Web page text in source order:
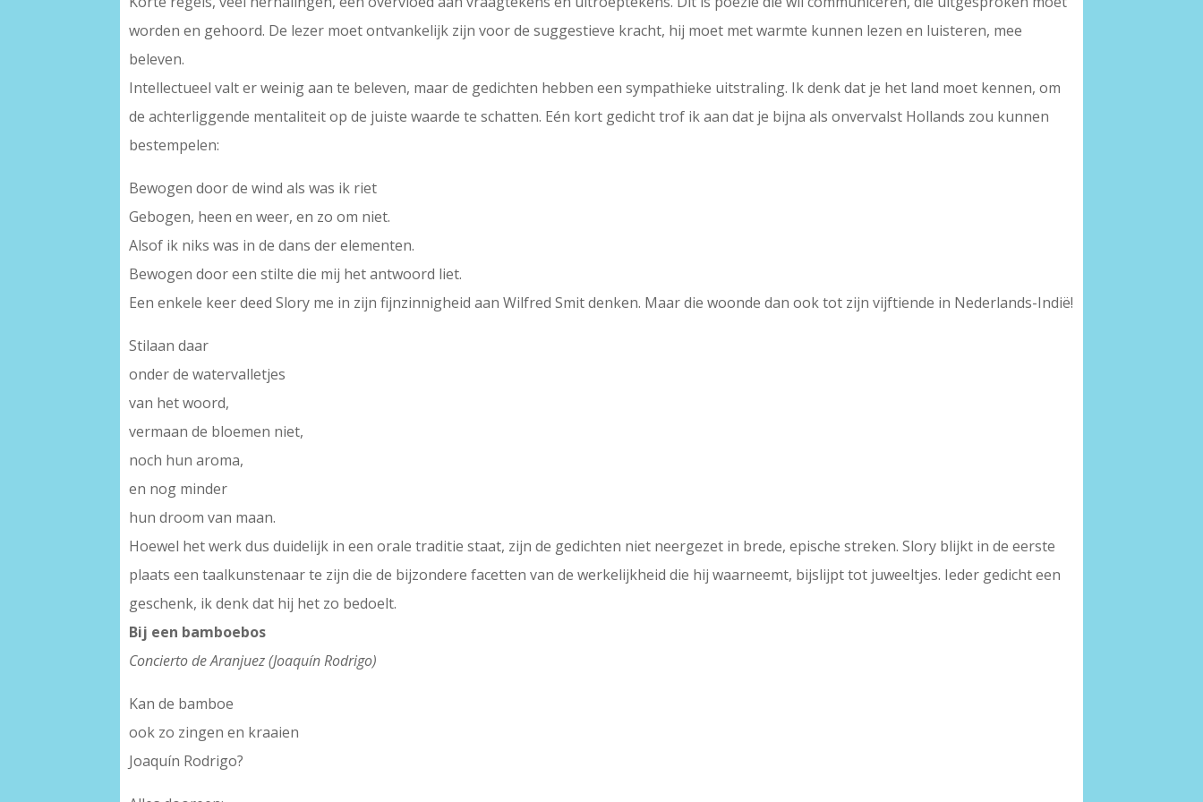
worden en gehoord. De lezer moet ontvankelijk zijn voor de suggestieve kracht, hij moet met warmte kunnen lezen en luisteren, mee
beleven.
Intellectueel valt er weinig aan te beleven, maar de gedichten hebben een sympathieke uitstraling. Ik denk dat je het land moet kennen, om
de achterliggende mentaliteit op de juiste waarde te schatten. Eén kort gedicht trof ik aan dat je bijna als onvervalst Hollands zou kunnen
bestempelen:
Bewogen door de wind als was ik riet
Gebogen, heen en weer, en zo om niet.
Alsof ik niks was in de dans der elementen.
Bewogen door een stilte die mij het antwoord liet.
Een enkele keer deed Slory me in zijn fijnzinnigheid aan Wilfred Smit denken. Maar die woonde dan ook tot zijn vijftiende in Nederlands-Indië!
Stilaan daar
onder de watervalletjes
van het woord,
vermaan de bloemen niet,
noch hun aroma,
en nog minder
hun droom van maan.
Hoewel het werk dus duidelijk in een orale traditie staat, zijn de gedichten niet neergezet in brede, epische streken. Slory blijkt in de eerste
plaats een taalkunstenaar te zijn die de bijzondere facetten van de werkelijkheid die hij waarneemt, bijslijpt tot juweeltjes. Ieder gedicht een
geschenk, ik denk dat hij het zo bedoelt.
Bij een bamboebos
Concierto de Aranjuez (Joaquín Rodrigo)
Kan de bamboe
ook zo zingen en kraaien
Joaquín Rodrigo?